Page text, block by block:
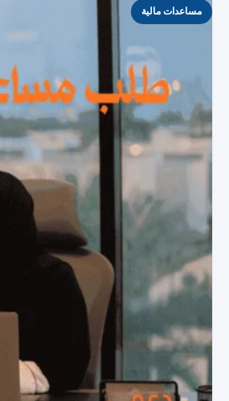
مساعدات مالية